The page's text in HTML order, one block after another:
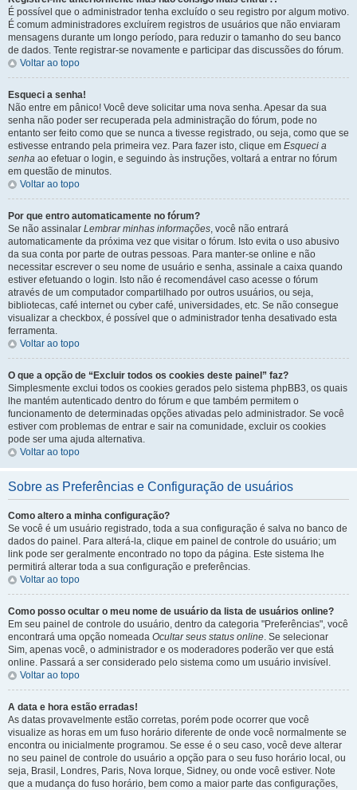
É possível que o administrador tenha excluído o seu registro por algum motivo.
É comum administradores excluírem registros de usuários que não enviaram
mensagens durante um longo período, para reduzir o tamanho do seu banco
de dados. Tente registrar-se novamente e participar das discussões do fórum.
Voltar ao topo
Esqueci a senha!
Não entre em pânico! Você deve solicitar uma nova senha. Apesar da sua
senha não poder ser recuperada pela administração do fórum, pode no
entanto ser feito como que se nunca a tivesse registrado, ou seja, como que se
estivesse entrando pela primeira vez. Para fazer isto, clique em Esqueci a
senha ao efetuar o login, e seguindo às instruções, voltará a entrar no fórum
em questão de minutos.
Voltar ao topo
Por que entro automaticamente no fórum?
Se não assinalar Lembrar minhas informações, você não entrará
automaticamente da próxima vez que visitar o fórum. Isto evita o uso abusivo
da sua conta por parte de outras pessoas. Para manter-se online e não
necessitar escrever o seu nome de usuário e senha, assinale a caixa quando
estiver efetuando o login. Isto não é recomendável caso acesse o fórum
através de um computador compartilhado por outros usuários, ou seja,
bibliotecas, café internet ou cyber café, universidades, etc. Se não consegue
visualizar a checkbox, é possível que o administrador tenha desativado esta
ferramenta.
Voltar ao topo
O que a opção de “Excluir todos os cookies deste painel” faz?
Simplesmente exclui todos os cookies gerados pelo sistema phpBB3, os quais
lhe mantém autenticado dentro do fórum e que também permitem o
funcionamento de determinadas opções ativadas pelo administrador. Se você
estiver com problemas de entrar e sair na comunidade, excluir os cookies
pode ser uma ajuda alternativa.
Voltar ao topo
Sobre as Preferências e Configuração de usuários
Como altero a minha configuração?
Se você é um usuário registrado, toda a sua configuração é salva no banco de
dados do painel. Para alterá-la, clique em painel de controle do usuário; um
link pode ser geralmente encontrado no topo da página. Este sistema lhe
permitirá alterar toda a sua configuração e preferências.
Voltar ao topo
Como posso ocultar o meu nome de usuário da lista de usuários online?
Em seu painel de controle do usuário, dentro da categoria "Preferências", você
encontrará uma opção nomeada Ocultar seus status online. Se selecionar
Sim, apenas você, o administrador e os moderadores poderão ver que está
online. Passará a ser considerado pelo sistema como um usuário invisível.
Voltar ao topo
A data e hora estão erradas!
As datas provavelmente estão corretas, porém pode ocorrer que você
visualize as horas em um fuso horário diferente de onde você normalmente se
encontra ou inicialmente programou. Se esse é o seu caso, você deve alterar
no seu painel de controle do usuário a opção para o seu fuso horário local, ou
seja, Brasil, Londres, Paris, Nova Iorque, Sidney, ou onde você estiver. Note
que a mudança do fuso horário, bem como a maior parte das configurações,